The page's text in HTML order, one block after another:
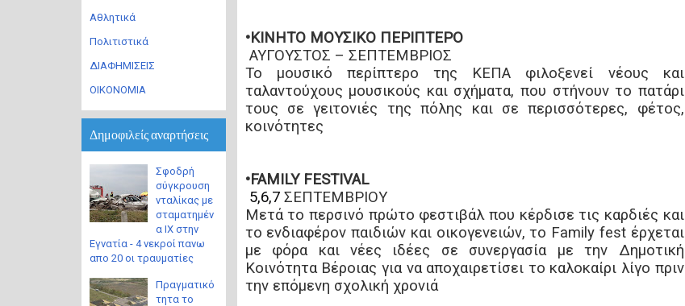
•ΚΙΝΗΤΟ ΜΟΥΣΙΚΟ ΠΕΡΙΠΤΕΡΟ
ΑΥΓΟΥΣΤΟΣ – ΣΕΠΤΕΜΒΡΙΟΣ
Το μουσικό περίπτερο της ΚΕΠΑ φιλοξενεί νέους και
ταλαντούχους μουσικούς και σχήματα, που στήνουν το πατάρι
τους σε γειτονιές της πόλης και σε περισσότερες, φέτος,
κοινότητες
•FAMILY FESTIVAL
5,6,7 ΣΕΠΤΕΜΒΡΙΟΥ
Μετά το περσινό πρώτο φεστιβάλ που κέρδισε τις καρδιές και
το ενδιαφέρον παιδιών και οικογενειών, το Family fest έρχεται
με φόρα και νέες ιδέες σε συνεργασία με την Δημοτική
Κοινότητα Βέροιας για να αποχαιρετίσει το καλοκαίρι λίγο πριν
την επόμενη σχολική χρονιά
Αθλητικά
Πολιτιστικά
ΔΙΑΦΗΜΙΣΕΙΣ
ΟΙΚΟΝΟΜΙΑ
Δημοφιλείς αναρτήσεις
Σφοδρή
σύγκρουση
νταλίκας με
σταματημέν
α ΙΧ στην
Εγνατία - 4 νεκροί πανω
απο 20 οι τραυματίες
Πραγματικό
τητα το